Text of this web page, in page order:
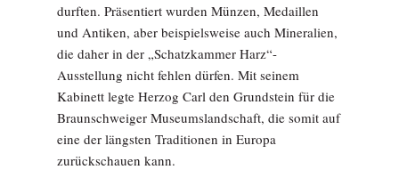
durften. Präsentiert wurden Münzen, Medaillen
und Antiken, aber beispielsweise auch Mineralien,
die daher in der „Schatzkammer Harz“-
Ausstellung nicht fehlen dürfen. Mit seinem
Kabinett legte Herzog Carl den Grundstein für die
Braunschweiger Museumslandschaft, die somit auf
eine der längsten Traditionen in Europa
zurückschauen kann.